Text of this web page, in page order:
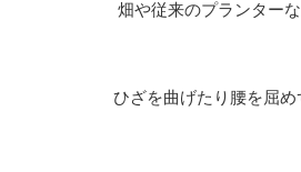
畑や従来のプランター
ひざを曲げたり腰を屈